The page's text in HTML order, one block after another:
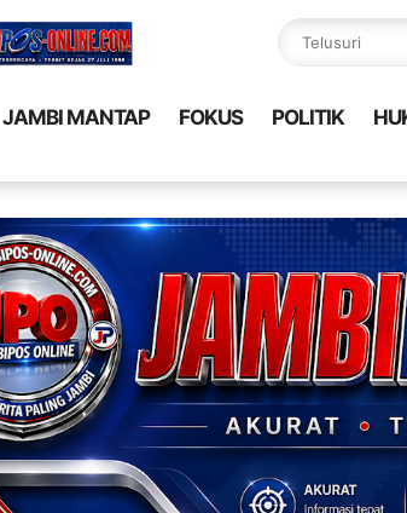
JAMBI MANTAP FOKUS POLITIK